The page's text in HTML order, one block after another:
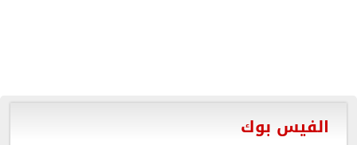
الفيس بوك